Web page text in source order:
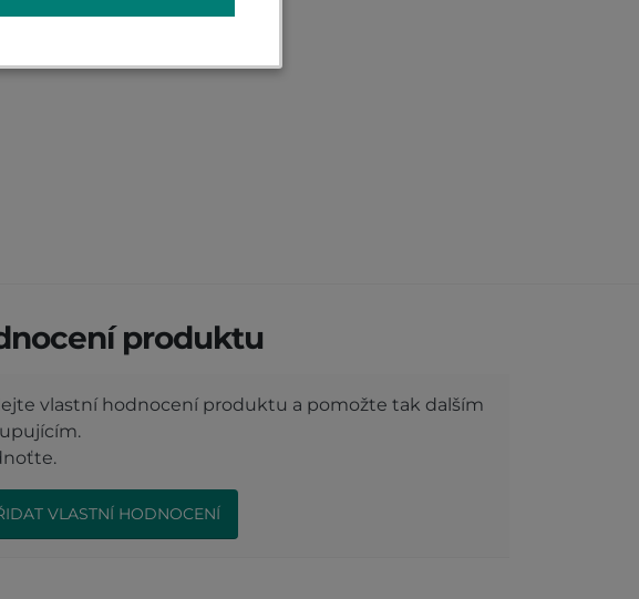
produktu
vlastní hodnocení produktu a pomožte tak dalším
VLASTNÍ HODNOCENÍ